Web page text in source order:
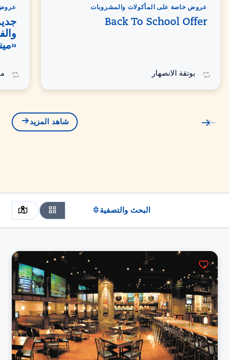
عروض خاصة على المأكولات والمشروبات
Back To School Offer
بوتقة الانصهار
شاهد المزيد
البحث والتصفية